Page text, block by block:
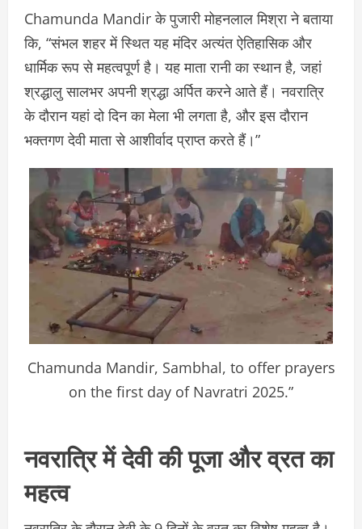
Chamunda Mandir के पुजारी मोहनलाल मिश्रा ने बताया
कि, “संभल शहर में स्थित यह मंदिर अत्यंत ऐतिहासिक और
धार्मिक रूप से महत्वपूर्ण है। यह माता रानी का स्थान है, जहां
श्रद्धालु सालभर अपनी श्रद्धा अर्पित करने आते हैं। नवरात्रि
के दौरान यहां दो दिन का मेला भी लगता है, और इस दौरान
भक्तगण देवी माता से आशीर्वाद प्राप्त करते हैं।”
Chamunda Mandir, Sambhal, to offer prayers
on the first day of Navratri 2025.”
नवरात्रि में देवी की पूजा और व्रत का
महत्व